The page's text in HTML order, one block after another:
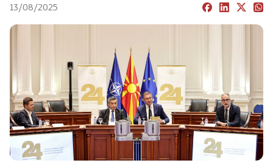
Национални стратегии
Претседател на Владата
Канцеларија на Претседателот на Владата
Заменици на Претседателот на Владата
13/08/2025